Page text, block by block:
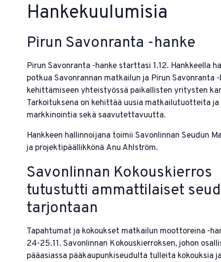
Hankekuulumisia
Pirun Savonranta -hanke
Pirun Savonranta -hanke starttasi 1.12. Hankkeella
potkua Savonrannan matkailun ja Pirun Savonranta
kehittämiseen yhteistyössä paikallisten yritysten
Tarkoituksena on kehittää uusia matkailutuotteita
markkinointia sekä saavutettavuutta.
Hankkeen hallinnoijana toimii Savonlinnan Seudun
ja projektipäällikkönä Anu Ahlström.
Savonlinnan Kokouskierros
tutustutti ammattilaiset
tarjontaan
Tapahtumat ja kokoukset matkailun moottoreina -
24-25.11. Savonlinnan Kokouskierroksen, johon
pääasiassa pääkaupunkiseudulta tulleita kokouksia